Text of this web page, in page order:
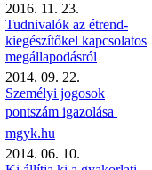
2016. 11. 23.
Tudnivalók az étrend-
kiegészítőkel kapcsolatos
megállapodásról
2014. 09. 22.
Személyi jogosok
pontszám igazolása 
mgyk.hu
2014. 06. 10.